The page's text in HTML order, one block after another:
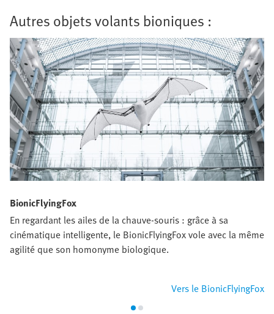
Autres objets volants bioniques :
BionicFlyingFox
En regardant les ailes de la chauve-souris : grâce à sa
cinématique intelligente, le BionicFlyingFox vole avec la même
agilité que son homonyme biologique.
Vers le BionicFlyingFox